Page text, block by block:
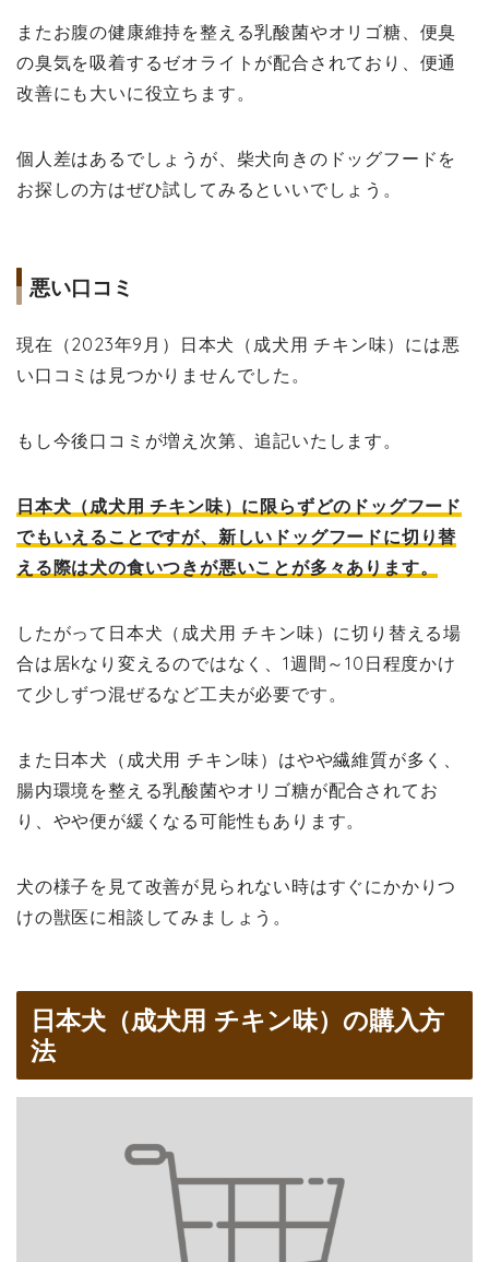
またお腹の健康維持を整える乳酸菌やオリゴ糖、便臭
の臭気を吸着するゼオライトが配合されており、便通
改善にも大いに役立ちます。
個人差はあるでしょうが、柴犬向きのドッグフードを
お探しの方はぜひ試してみるといいでしょう。
悪い口コミ
現在（2023年9月）日本犬（成犬用 チキン味）には悪
い口コミは見つかりませんでした。
もし今後口コミが増え次第、追記いたします。
日本犬（成犬用 チキン味）に限らずどのドッグフード
でもいえることですが、新しいドッグフードに切り替
える際は犬の食いつきが悪いことが多々あります。
したがって日本犬（成犬用 チキン味）に切り替える場
合は居kなり変えるのではなく、1週間～10日程度かけ
て少しずつ混ぜるなど工夫が必要です。
また日本犬（成犬用 チキン味）はやや繊維質が多く、
腸内環境を整える乳酸菌やオリゴ糖が配合されてお
り、やや便が緩くなる可能性もあります。
犬の様子を見て改善が見られない時はすぐにかかりつ
けの獣医に相談してみましょう。
日本犬（成犬用 チキン味）の購入方
法